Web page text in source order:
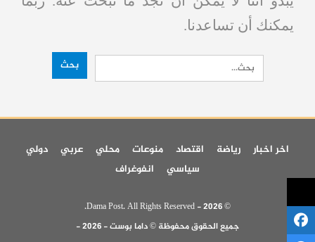
يمكنك أن تساعدنا.
اخر اخبار رياضة اقتصاد منوعات محلي عربي
دولي
سياسي
انفوغراف
© 2026 - Dama Post. All Rights Reserved.
جميع الحقوق محفوظة © داما بوست - 2026 -